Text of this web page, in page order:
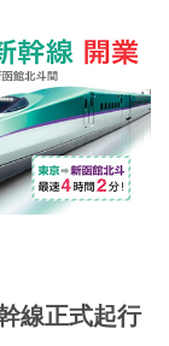
線正式起行